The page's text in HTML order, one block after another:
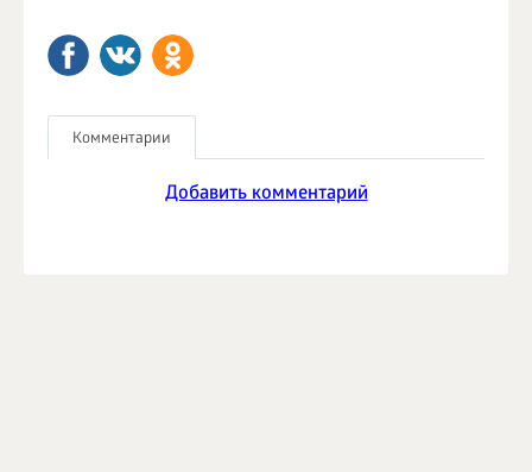
Комментарии
Добавить комментарий